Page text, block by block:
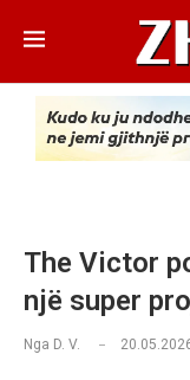
The Victor
një super
Nga D. V.